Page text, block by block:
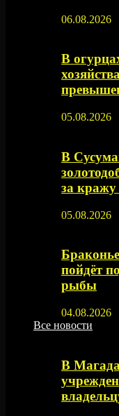
06.08.2026
В
05.08.2026
В
за кражу
05.08.2026
пойдёт
рыбы
04.08.2026
Все новости
В